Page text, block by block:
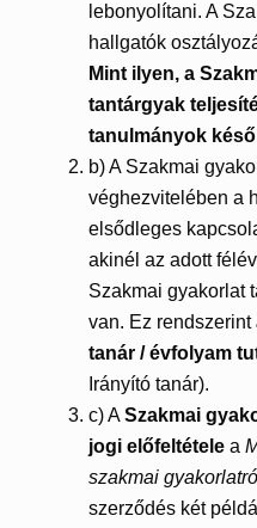
lebonyolítani. A
hallgatók
Mint ilyen, a
tantárgyak
tanulmányok
b) A Szakmai
véghezvitelében a
elsődleges
akinél az adott
Szakmai gyakorlat
van. Ez rendszerint
tanár / évfolyam
Irányító tanár).
c) ASzakmai
jogi előfeltétele a
szakmai
szerződés két